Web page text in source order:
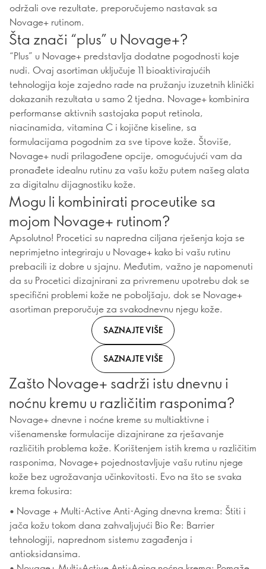
održali ove rezultate, preporučujemo nastavak sa
Novage+ rutinom.
Šta znači “plus” u Novage+?
“Plus” u Novage+ predstavlja dodatne pogodnosti koje
nudi. Ovaj asortiman uključuje 11 bioaktivirajućih
tehnologija koje zajedno rade na pružanju izuzetnih klinički
dokazanih rezultata u samo 2 tjedna. Novage+ kombinira
performanse aktivnih sastojaka poput retinola,
niacinamida, vitamina C i kojične kiseline, sa
formulacijama pogodnim za sve tipove kože. Štoviše,
Novage+ nudi prilagođene opcije, omogućujući vam da
pronađete idealnu rutinu za vašu kožu putem našeg alata
za digitalnu dijagnostiku kože.
Mogu li kombinirati proceutike sa
mojom Novage+ rutinom?
Apsolutno! Procetici su napredna ciljana rješenja koja se
neprimjetno integriraju u Novage+ kako bi vašu rutinu
prebacili iz dobre u sjajnu. Međutim, važno je napomenuti
da su Procetici dizajnirani za privremenu upotrebu dok se
specifični problemi kože ne poboljšaju, dok se Novage+
asortiman preporučuje za svakodnevnu njegu kože.
SAZNAJTE VIŠE
SAZNAJTE VIŠE
Zašto Novage+ sadrži istu dnevnu i
noćnu kremu u različitim rasponima?
Novage+ dnevne i noćne kreme su multiaktivne i
višenamenske formulacije dizajnirane za rješavanje
različitih problema kože. Korištenjem istih krema u različitim
rasponima, Novage+ pojednostavljuje vašu rutinu njege
kože bez ugrožavanja učinkovitosti. Evo na što se svaka
krema fokusira:
• Novage + Multi-Active Anti-Aging dnevna krema: Štiti i
jača kožu tokom dana zahvaljujući Bio Re: Barrier
tehnologiji, naprednom sistemu zagađenja i
antioksidansima.